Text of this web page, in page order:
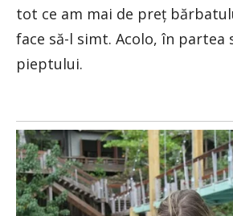
tot ce am mai de preț
face să-l simt. Acolo, în partea
pieptului.